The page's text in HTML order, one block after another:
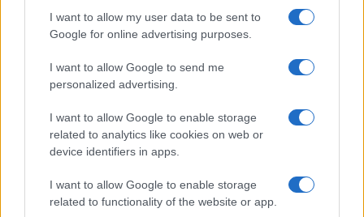
I want to allow my user data to be sent to
Google for online advertising purposes.
I want to allow Google to send me
personalized advertising.
I want to allow Google to enable storage
related to analytics like cookies on web or
device identifiers in apps.
I want to allow Google to enable storage
related to functionality of the website or app.
F
a
ce
b
o
k
T
w
it
te
r
Pi
n
te
re
st
W
h
at
s
A
p
p
S
h
re
Prossimo articolo
NOTIZIE RECENTI